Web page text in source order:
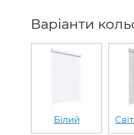
Варіанти
Білий